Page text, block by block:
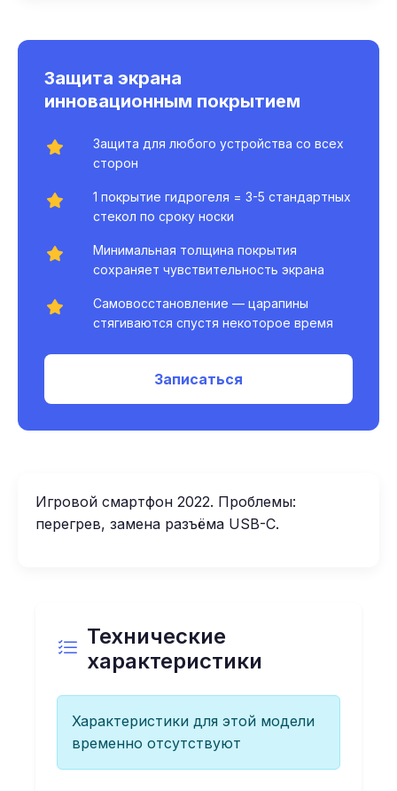
Защита экрана
инновационным покрытием
Защита для любого устройства со всех
сторон
1 покрытие гидрогеля = 3-5 стандартных
стекол по сроку носки
Минимальная толщина покрытия
сохраняет чувствительность экрана
Самовосстановление — царапины
стягиваются спустя некоторое время
Записаться
Игровой смартфон 2022. Проблемы:
перегрев, замена разъёма USB-C.
Технические
характеристики
Характеристики для этой модели
временно отсутствуют